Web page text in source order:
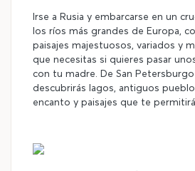
Irse a Rusia y embarcarse en un
los ríos más grandes de Europa,
paisajes majestuosos, variados y
que necesitas si quieres pasar
con tu madre. De San
descubrirás lagos, antiguos
encanto y paisajes que te